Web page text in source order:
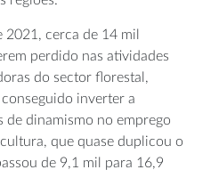
2021, cerca de 14 mil
perdido nas atividades
do sector florestal,
inverter a
de dinamismo no emprego
que quase duplicou o
de 9,1 mil para 16,9